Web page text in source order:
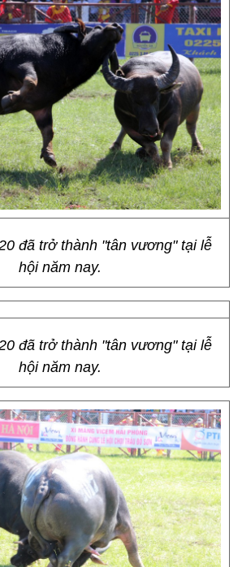
đã trở thành "tân vương" tại lễ
hội năm nay.
đã trở thành "tân vương" tại lễ
hội năm nay.